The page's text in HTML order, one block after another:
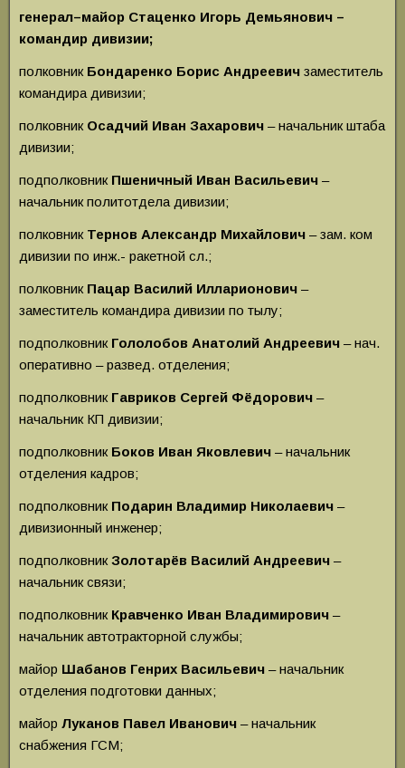
генерал–майор Стаценко Игорь Демьянович –
командир дивизии;
полковник Бондаренко Борис Андреевич заместитель
командира дивизии;
полковник Осадчий Иван Захарович – начальник штаба
дивизии;
подполковник Пшеничный Иван Васильевич –
начальник политотдела дивизии;
полковник Тернов Александр Михайлович – зам. ком
дивизии по инж.- ракетной сл.;
полковник Пацар Василий Илларионович –
заместитель командира дивизии по тылу;
подполковник Гололобов Анатолий Андреевич – нач.
оперативно – развед. отделения;
подполковник Гавриков Сергей Фёдорович –
начальник КП дивизии;
подполковник Боков Иван Яковлевич – начальник
отделения кадров;
подполковник Подарин Владимир Николаевич –
дивизионный инженер;
подполковник Золотарёв Василий Андреевич –
начальник связи;
подполковник Кравченко Иван Владимирович –
начальник автотракторной службы;
майор Шабанов Генрих Васильевич – начальник
отделения подготовки данных;
майор Луканов Павел Иванович – начальник
снабжения ГСМ;